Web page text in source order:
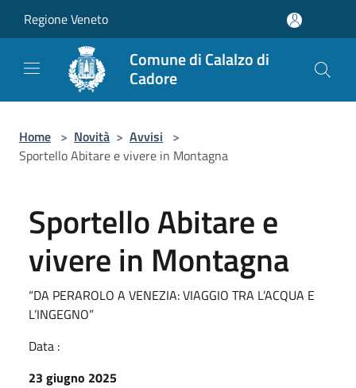
Regione Veneto
Comune di Calalzo di
Cadore
Home > Novità > Avvisi >
Sportello Abitare e vivere in Montagna
Sportello Abitare e
vivere in Montagna
“DA PERAROLO A VENEZIA: VIAGGIO TRA L’ACQUA E
L’INGEGNO”
Data :
23 giugno 2025